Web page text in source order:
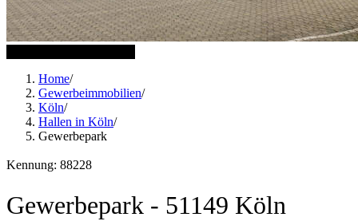
Home/
Gewerbeimmobilien/
Köln/
Hallen in Köln/
Gewerbepark
Kennung: 88228
Gewerbepark - 51149 Köln